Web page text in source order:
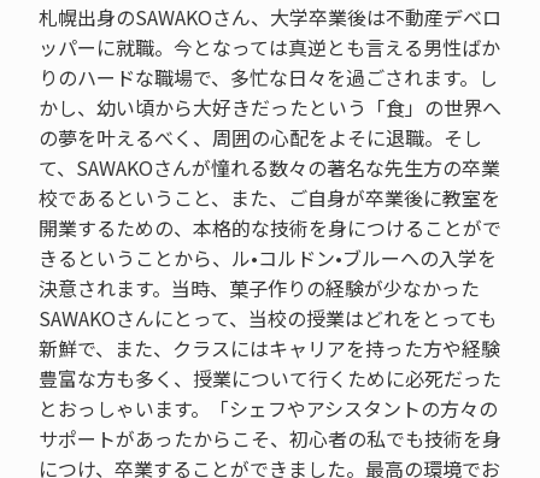
札幌出身のSAWAKOさん、大学卒業後は不動産デベロ
ッパーに就職。今となっては真逆とも言える男性ばか
りのハードな職場で、多忙な日々を過ごされます。し
かし、幼い頃から大好きだったという「食」の世界へ
の夢を叶えるべく、周囲の心配をよそに退職。そし
て、SAWAKOさんが憧れる数々の著名な先生方の卒業
校であるということ、また、ご自身が卒業後に教室を
開業するための、本格的な技術を身につけることがで
きるということから、ル•コルドン•ブルーへの入学を
決意されます。当時、菓子作りの経験が少なかった
SAWAKOさんにとって、当校の授業はどれをとっても
新鮮で、また、クラスにはキャリアを持った方や経験
豊富な方も多く、授業について行くために必死だった
とおっしゃいます。「シェフやアシスタントの方々の
サポートがあったからこそ、初心者の私でも技術を身
につけ、卒業することができました。最高の環境でお